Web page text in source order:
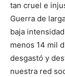
tan cruel e
Guerra de
baja
menos 14 mil
desgastó y
nuestra red